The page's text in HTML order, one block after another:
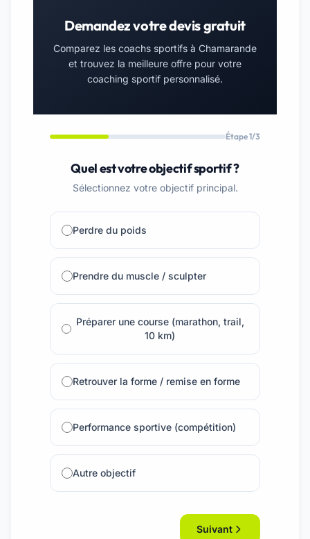
Demandez votre devis gratuit
Comparez les coachs sportifs à Chamarande
et trouvez la meilleure offre pour votre
coaching sportif personnalisé.
Étape 1/3
Quel est votre objectif sportif ?
Sélectionnez votre objectif principal.
Perdre du poids
Prendre du muscle / sculpter
Préparer une course (marathon, trail,
10 km)
Retrouver la forme / remise en forme
Performance sportive (compétition)
Autre objectif
Suivant